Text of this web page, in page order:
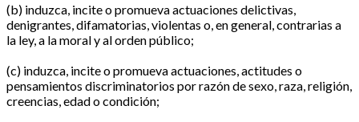
(b) induzca, incite o promueva actuaciones delictivas,
denigrantes, difamatorias, violentas o, en general, contrarias a
la ley, a la moral y al orden público;
(c) induzca, incite o promueva actuaciones, actitudes o
pensamientos discriminatorios por razón de sexo, raza, religión,
creencias, edad o condición;